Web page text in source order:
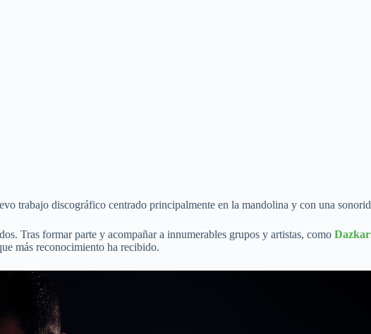
trabajo discográfico centrado principalmente en la mandolina y con una
Tras formar parte y acompañar a innumerables grupos y artistas, como
más reconocimiento ha recibido.